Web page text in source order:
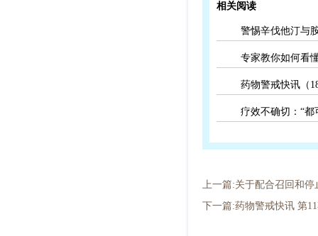
相关阅读
警惕辛伐他汀与
专家教你如何看
药物警戒快讯（
疗效不确切：“都
上一篇:关于配合召回和
下一篇:药物警戒快讯 第